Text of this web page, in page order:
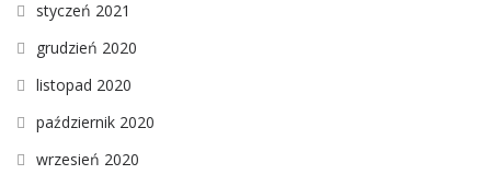
styczeń 2021
grudzień 2020
listopad 2020
październik 2020
wrzesień 2020